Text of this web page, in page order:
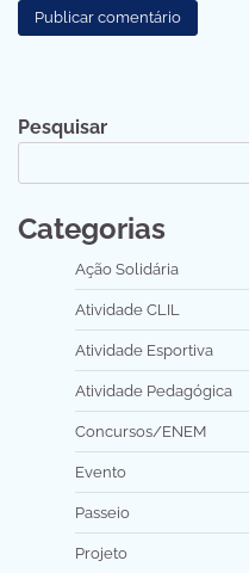
Pesquisar
Categorias
Ação Solidária
Atividade CLIL
Atividade Esportiva
Atividade Pedagógica
Concursos/ENEM
Evento
Passeio
Projeto